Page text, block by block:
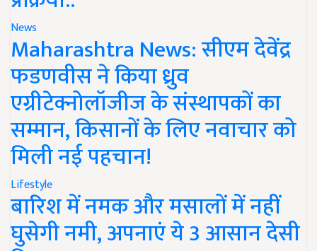
News
Maharashtra News: सीएम देवेंद्र
फडणवीस ने किया ध्रुव
एग्रीटेक्नोलॉजीज के संस्थापकों का
सम्मान, किसानों के लिए नवाचार को
मिली नई पहचान!
Lifestyle
बारिश में नमक और मसालों में नहीं
घुसेगी नमी, अपनाएं ये 3 आसान देसी